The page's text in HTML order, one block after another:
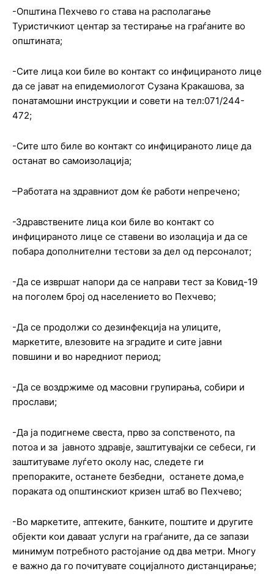
-Општина Пехчево го става на располагање
Туристичкиот центар за тестирање на граѓаните во
општината;
-Сите лица кои биле во контакт со инфицираното лице
да се јават на епидемиологот Сузана Кракашова, за
понатамошни инструкции и совети на тел:071/244-
472;
-Сите што биле во контакт со инфицираното лице да
останат во самоизолација;
–Работата на здравниот дом ќе работи непречено;
-Здравствените лица кои биле во контакт со
инфицираното лице се ставени во изолација и да се
побара дополнителни тестови за дел од персоналот;
-Да се извршат напори да се направи тест за Ковид-19
на поголем број од населението во Пехчево;
-Да се продолжи со дезинфекција на улиците,
маркетите, влезовите на зградите и сите јавни
повшини и во наредниот период;
-Да се воздржиме од масовни групирања, собири и
прослави;
-Да ја подигнеме свеста, прво за сопственото, па
потоа и за јавното здравје, заштитувајки се себеси, ги
заштитуваме луѓето околу нас, следете ги
препораките, останете безбедни, останете дома,е
пораката од општинскиот кризен штаб во Пехчево;
-Во маркетите, аптеките, банките, поштите и другите
објекти кои даваат услуги на граѓаните, да се запази
минимум потребното растојание од два метри. Многу
е важно да го почитувате социјалното дистанцирање;